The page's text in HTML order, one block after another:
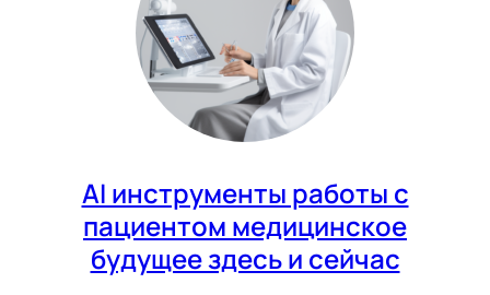
AI инструменты работы с
пациентом медицинское
будущее здесь и сейчас